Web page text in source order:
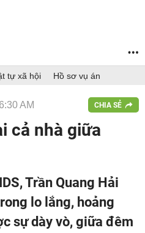
tự xã hội Hồ sơ vụ án
AM CHIA SẺ
cả nhà giữa
Trần Quang Hải
lo lắng, hoảng
sự dày vò, giữa đêm